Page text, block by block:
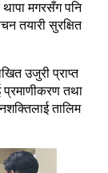
मगरसँग पनि
तयारी सुरक्षित
उजुरी प्राप्त
तथा
तालिम